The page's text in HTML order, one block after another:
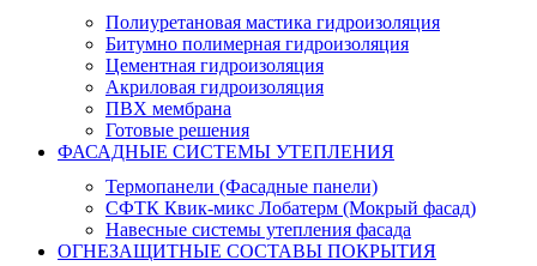
Полиуретановая мастика гидроизоляция
Битумно полимерная гидроизоляция
Цементная гидроизоляция
Акриловая гидроизоляция
ПВХ мембрана
Готовые решения
ФАСАДНЫЕ СИСТЕМЫ УТЕПЛЕНИЯ
Термопанели (Фасадные панели)
СФТК Квик-микс Лобатерм (Мокрый фасад)
Навесные системы утепления фасада
ОГНЕЗАЩИТНЫЕ СОСТАВЫ ПОКРЫТИЯ